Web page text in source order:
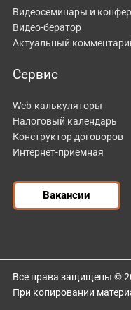
Видеосеминары и
Видео-бератор
Актуальный
Сервис
Web-калькуляторы
Налоговый календарь
Конструктор договоров
Интернет-приемная
Вакансии
Все права защищены ©
При копировании